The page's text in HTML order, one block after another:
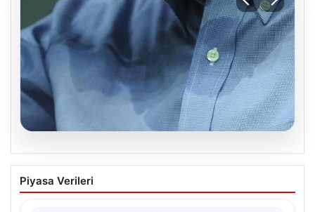
08.08.2026
Yargıtay’dan dikkat çeken karar: Kişisel
hijyene dikkat etmeyen koca tazminat
Piyasa Verileri